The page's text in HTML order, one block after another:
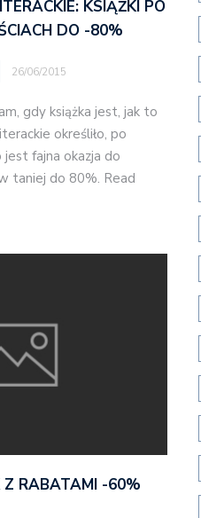
KSIĄŻKI PO
DO -80%
26/06/2015
gdy książka jest, jak to
określiło, po
jest fajna okazja do
taniej do 80%. Read
Z RABATAMI -60%